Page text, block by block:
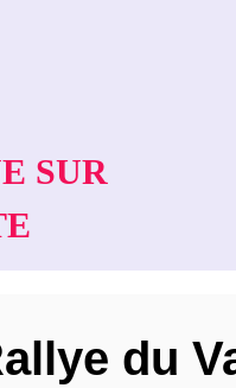
SUR
du